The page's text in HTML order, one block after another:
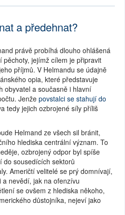
a předehnat?
právě probíhá dlouho ohlášená
jejímž cílem je připravit
příjmů. V Helmandu se údajně
opia, které představuje
obyvatel a současně i hlavní
Jenže povstalci se stahují do
tedy jejich ozbrojené síly příliš
Helmand ze všech sil bránit,
hlediska centrální význam. To
ozbrojený odpor byl spíše
do sousedících sektorů
Američtí velitelé se prý domnívají,
a nevědí, jak na ofenzívu
se ovšem z hlediska někoho,
důstojníka, nejeví jako